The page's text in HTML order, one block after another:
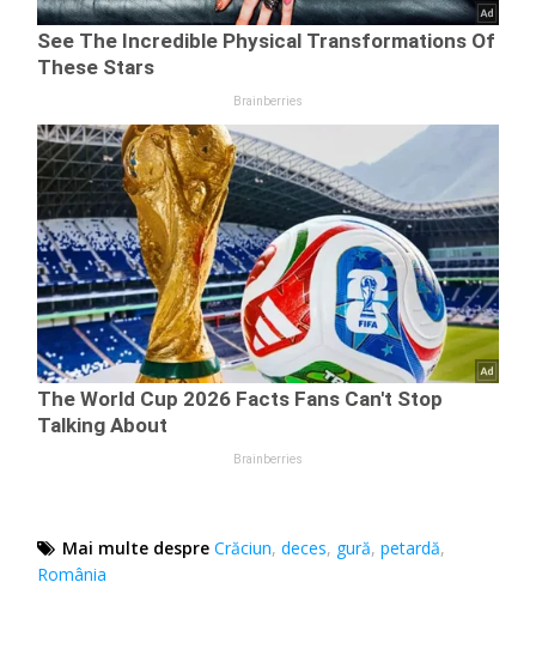
Mai multe despre Crăciun,deces, gură,petardă,
România